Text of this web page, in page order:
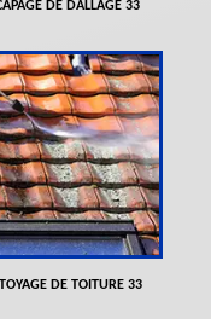
DE DALLAGE 33
DE TOITURE 33